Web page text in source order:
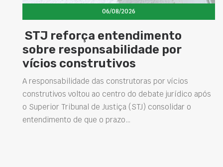
06/08/2026
STJ reforça entendimento
sobre responsabilidade por
vícios construtivos
A responsabilidade das construtoras por vícios
construtivos voltou ao centro do debate jurídico após
o Superior Tribunal de Justiça (STJ) consolidar o
entendimento de que o prazo…